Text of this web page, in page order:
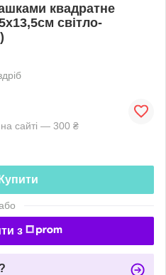
квадратне
світло-
сайті — 300 ₴
Купити
з